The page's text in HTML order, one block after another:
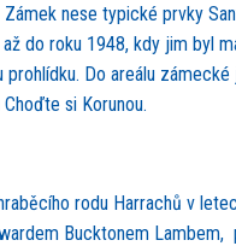
nese typické prvky
do roku 1948, kdy jim byl
Do areálu
si Korunou.
rodu Harrachů v
Bucktonem